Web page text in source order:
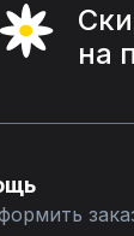
на